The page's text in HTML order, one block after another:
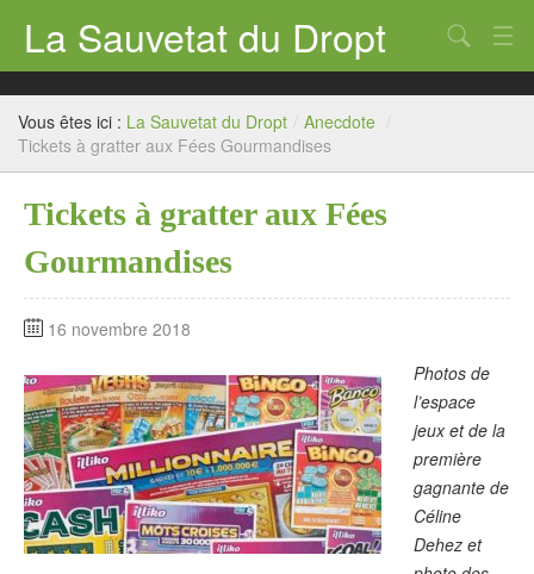
La Sauvetat du Dropt
Accueil
Mairie
Archives
Agenda 2026
Contact
Chercher
Vous êtes ici : La Sauvetat du Dropt / Anecdote /
Tickets à gratter aux Fées Gourmandises
Tickets à gratter aux Fées
Gourmandises
16 novembre 2018
Photos de
l’espace
jeux et de la
première
gagnante de
Céline
Dehez et